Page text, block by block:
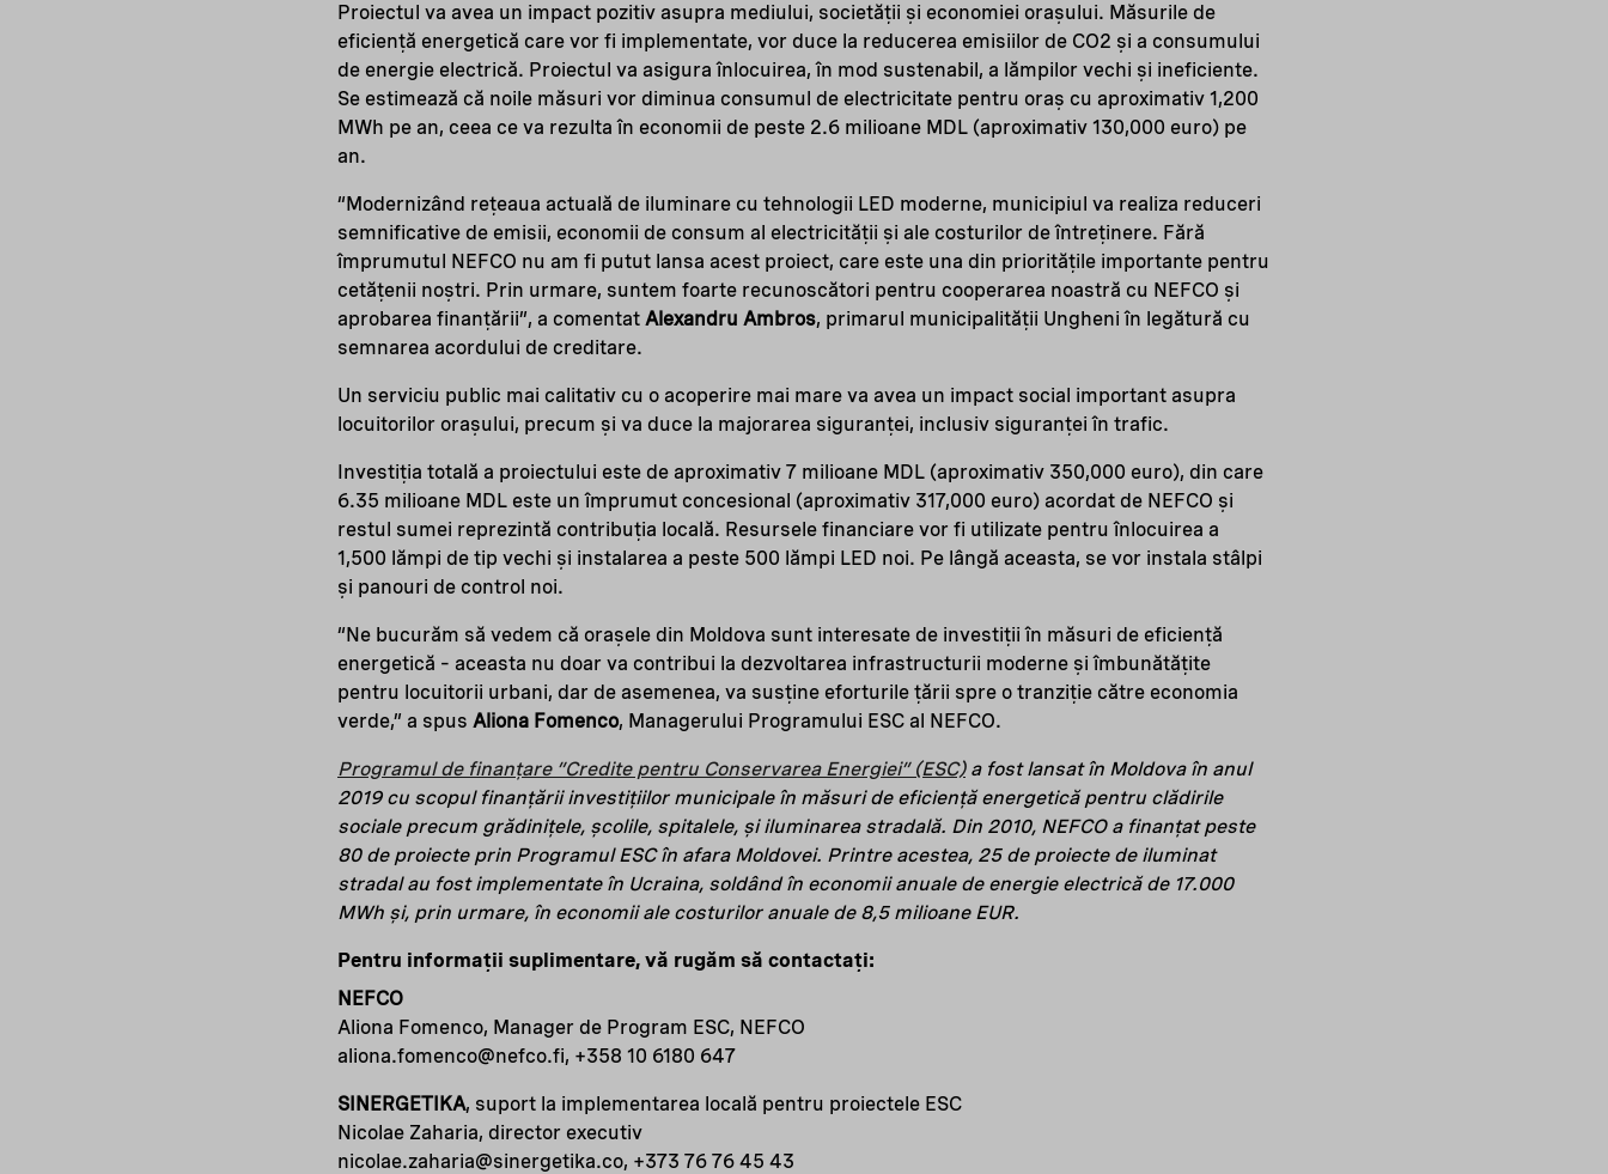
Proiectul va avea un impact pozitiv asupra mediului, societății și economiei orașului. Măsurile de
eficiență energetică care vor fi implementate, vor duce la reducerea emisiilor de CO2 și a consumului
de energie electrică. Proiectul va asigura înlocuirea, în mod sustenabil, a lămpilor vechi și ineficiente.
Se estimează că noile măsuri vor diminua consumul de electricitate pentru oraș cu aproximativ 1,200
MWh pe an, ceea ce va rezulta în economii de peste 2.6 milioane MDL (aproximativ 130,000 euro) pe
an.
“Modernizând rețeaua actuală de iluminare cu tehnologii LED moderne, municipiul va realiza reduceri
semnificative de emisii, economii de consum al electricității și ale costurilor de întreținere. Fără
împrumutul NEFCO nu am fi putut lansa acest proiect, care este una din prioritățile importante pentru
cetățenii noștri. Prin urmare, suntem foarte recunoscători pentru cooperarea noastră cu NEFCO și
aprobarea finanțării”, a comentat Alexandru Ambros, primarul municipalității Ungheni în legătură cu
semnarea acordului de creditare.
Un serviciu public mai calitativ cu o acoperire mai mare va avea un impact social important asupra
locuitorilor orașului, precum și va duce la majorarea siguranței, inclusiv siguranței în trafic.
Investiția totală a proiectului este de aproximativ 7 milioane MDL (aproximativ 350,000 euro), din care
6.35 milioane MDL este un împrumut concesional (aproximativ 317,000 euro) acordat de NEFCO și
restul sumei reprezintă contribuția locală. Resursele financiare vor fi utilizate pentru înlocuirea a
1,500 lămpi de tip vechi și instalarea a peste 500 lămpi LED noi. Pe lângă aceasta, se vor instala stâlpi
și panouri de control noi.
“Ne bucurăm să vedem că orașele din Moldova sunt interesate de investiții în măsuri de eficiență
energetică – aceasta nu doar va contribui la dezvoltarea infrastructurii moderne și îmbunătățite
pentru locuitorii urbani, dar de asemenea, va susține eforturile țării spre o tranziție către economia
verde,” a spus Aliona Fomenco, Managerului Programului ESC al NEFCO.
Programul de finanțare ”Credite pentru Conservarea Energiei” (ESC)a fost lansat în Moldova în anul
2019 cu scopul finanțării investițiilor municipale în măsuri de eficiență energetică pentru clădirile
sociale precum grădinițele, școlile, spitalele, și iluminarea stradală. Din 2010, NEFCO a finanțat peste
80 de proiecte prin Programul ESC în afara Moldovei. Printre acestea, 25 de proiecte de iluminat
stradal au fost implementate în Ucraina, soldând în economii anuale de energie electrică de 17.000
MWh și, prin urmare, în economii ale costurilor anuale de 8,5 milioane EUR.
Pentru informații suplimentare, vă rugăm să contactați:
NEFCO
Aliona Fomenco, Manager de Program ESC, NEFCO
aliona.fomenco@nefco.fi, +358 10 6180 647
SINERGETIKA, suport la implementarea locală pentru proiectele ESC
Nicolae Zaharia, director executiv
nicolae.zaharia@sinergetika.co, +373 76 76 45 43